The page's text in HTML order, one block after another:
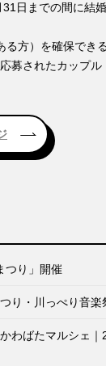
31日までの間に結
る方）を確保でき
募されたカップル
つり」開催
り・川っぺり音楽
わばたマルシェ